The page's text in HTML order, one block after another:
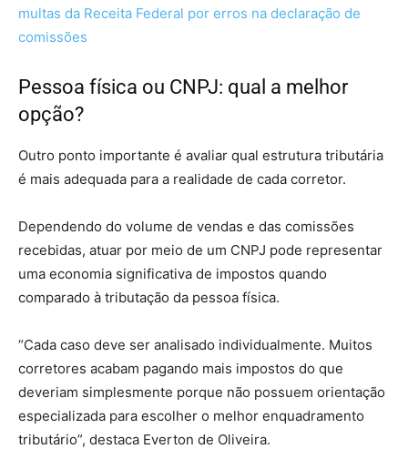
multas da Receita Federal por erros na declaração de
comissões
Pessoa física ou CNPJ: qual a melhor
opção?
Outro ponto importante é avaliar qual estrutura tributária
é mais adequada para a realidade de cada corretor.
Dependendo do volume de vendas e das comissões
recebidas, atuar por meio de um CNPJ pode representar
uma economia significativa de impostos quando
comparado à tributação da pessoa física.
“Cada caso deve ser analisado individualmente. Muitos
corretores acabam pagando mais impostos do que
deveriam simplesmente porque não possuem orientação
especializada para escolher o melhor enquadramento
tributário”, destaca Everton de Oliveira.